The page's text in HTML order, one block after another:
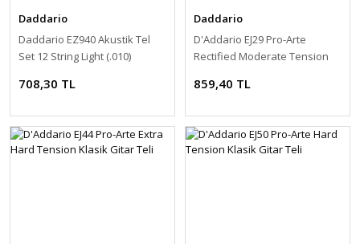
Daddario
Daddario EZ940 Akustik Tel
Set 12 String Light (.010)
708,30 TL
Daddario
D'Addario EJ29 Pro-Arte
Rectified Moderate Tension
859,40 TL